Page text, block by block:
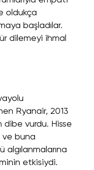
oldukça
başladılar.
dilemeyi ihmal
Ryanair, 2013
dibe vurdu. Hisse
ve buna
etkisiydi.